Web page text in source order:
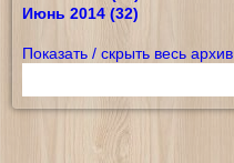
Июнь 2014 (32)
Показать / скрыть весь архив